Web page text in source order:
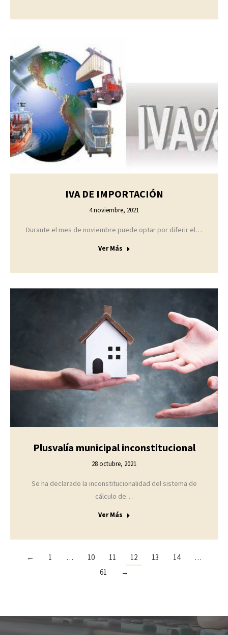
IVA DE IMPORTACIÓN
4 noviembre, 2021
Durante el mes de noviembre puede optar por diferir el…
Ver Más
Plusvalía municipal inconstitucional
28 octubre, 2021
Se ha declarado la inconstitucionalidad del sistema de
cálculo de…
Ver Más
← 1 … 10 11 12 13 14
…
61
→